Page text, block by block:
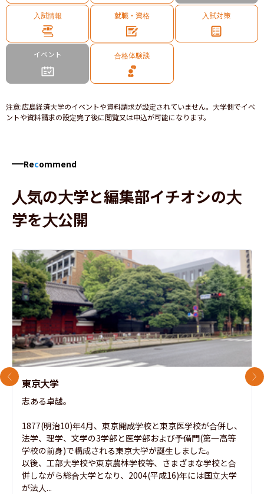
入試情報 就職・資格 入試対策
イベント 合格体験談
注意:広島経済大学のイベントや資料請求が設定されていません。大学側でイベ
ントや資料請求の設定完了後に閲覧又は申込が可能になります。
Recommend
人気の大学と編集部イチオシの大
学を大公開
東京大学
志ある卓越。
1877(明治10)年4月、東京開成学校と東京医学校が合併し、
法学、理学、文学の3学部と医学部および予備門(第一高等
学校の前身)で構成される東京大学が誕生しました。
以後、工部大学校や東京農林学校等、さまざまな学校と合
併しながら総合大学となり、2004(平成16)年には国立大学
が法人...
前のスライド 次